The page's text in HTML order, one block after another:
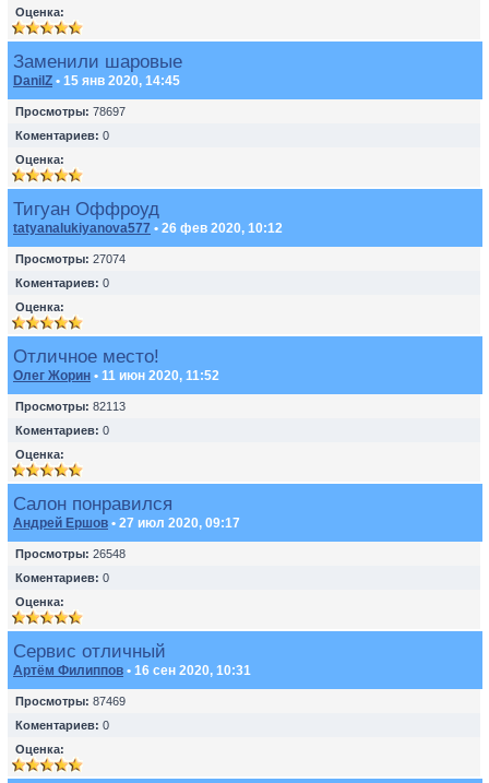
Оценка:
Заменили шаровые
DanilZ • 15 янв 2020, 14:45
Просмотры: 78697
Коментариев: 0
Оценка:
Тигуан Оффроуд
tatyanalukiyanova577 • 26 фев 2020, 10:12
Просмотры: 27074
Коментариев: 0
Оценка:
Отличное место!
Олег Жорин • 11 июн 2020, 11:52
Просмотры: 82113
Коментариев: 0
Оценка:
Салон понравился
Андрей Ершов • 27 июл 2020, 09:17
Просмотры: 26548
Коментариев: 0
Оценка:
Сервис отличный
Артём Филиппов • 16 сен 2020, 10:31
Просмотры: 87469
Коментариев: 0
Оценка: